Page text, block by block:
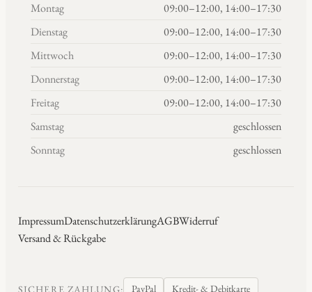
Montag
09:00–12:00, 14:00–17:30
Dienstag
09:00–12:00, 14:00–17:30
Mittwoch
09:00–12:00, 14:00–17:30
Donnerstag
09:00–12:00, 14:00–17:30
Freitag
09:00–12:00, 14:00–17:30
Samstag
geschlossen
Sonntag
geschlossen
ImpressumDatenschutzerklärungAGBWiderruf
Versand & Rückgabe
SICHERE ZAHLUNG: PayPal Kredit- & Debitkarte